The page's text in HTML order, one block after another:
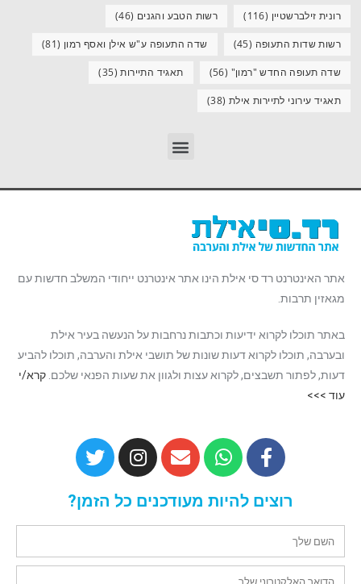
רונית זילברשטיין (116) רשות הטבע והגנים (46)
רשות שדות התעופה (45) שדה התעופה ע"ש אילן ואסף רמון (81)
שדה תעופה החדש "רמון" (56) תאגיד התיירות(35)
תאגיד עירוני לתיירות אילת (38)
אתר האינטרנט רד סי אילת הינו אתר אינטרנט ייחודי המשלב חדשות עם
מגאזין תרבות.
באתר תוכלו לקרוא ידיעות וכתבות נרחבות על הנעשה בעיר אילת
ובערבה, תוכלו לקרוא דעות שונות של תושבי אילת והערבה, תוכלו להביע
דעות, לפתור תשבצים, לקרוא עצות ולגוון את שעות הפנאי שלכם. קרא/י
עוד >>>
רוצים להיות מעודכנים כל הזמן?